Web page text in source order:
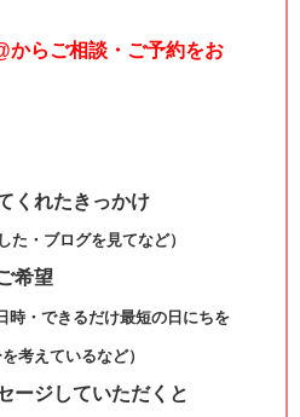
からご相談・ご予約をお
くれたきっかけ
た・ブログを見てなど）
希望
時・できるだけ最短の日にちを
考えているなど）
ージしていただくと